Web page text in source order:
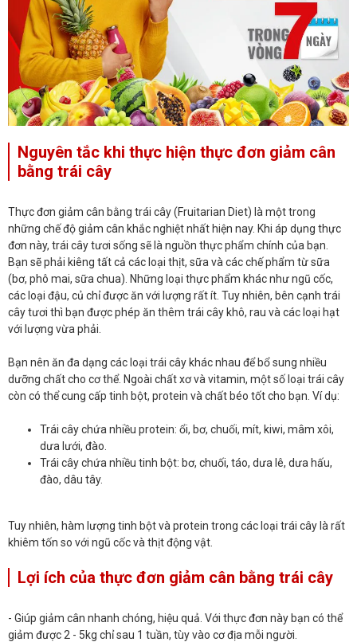
Nguyên tắc khi thực hiện thực đơn giảm cân
bằng trái cây
Thực đơn giảm cân bằng trái cây (Fruitarian Diet) là một trong
những chế độ giảm cân khắc nghiệt nhất hiện nay. Khi áp dụng thực
đơn này, trái cây tươi sống sẽ là nguồn thực phẩm chính của bạn.
Bạn sẽ phải kiêng tất cả các loại thịt, sữa và các chế phẩm từ sữa
(bơ, phô mai, sữa chua). Những loại thực phẩm khác như ngũ cốc,
các loại đậu, củ chỉ được ăn với lượng rất ít. Tuy nhiên, bên cạnh trái
cây tươi thì bạn được phép ăn thêm trái cây khô, rau và các loại hạt
với lượng vừa phải.
Bạn nên ăn đa dạng các loại trái cây khác nhau để bổ sung nhiều
dưỡng chất cho cơ thể. Ngoài chất xơ và vitamin, một số loại trái cây
còn có thể cung cấp tinh bột, protein và chất béo tốt cho bạn. Ví dụ:
Trái cây chứa nhiều protein: ổi, bơ, chuối, mít, kiwi, mâm xôi,
dưa lưới, đào.
Trái cây chứa nhiều tinh bột: bơ, chuối, táo, dưa lê, dưa hấu,
đào, dâu tây.
Tuy nhiên, hàm lượng tinh bột và protein trong các loại trái cây là rất
khiêm tốn so với ngũ cốc và thịt động vật.
Lợi ích của thực đơn giảm cân bằng trái cây
- Giúp giảm cân nhanh chóng, hiệu quả. Với thực đơn này bạn có thể
giảm được 2 - 5kg chỉ sau 1 tuần, tùy vào cơ địa mỗi người.